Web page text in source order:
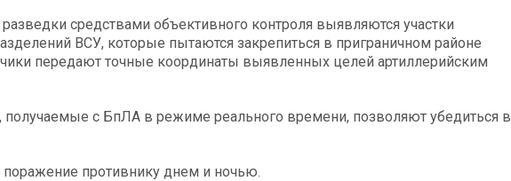
средствами объективного контроля выявляются участки
ВСУ, которые пытаются закрепиться в приграничном районе
передают точные координаты выявленных целей артиллерийским
получаемые с БпЛА в режиме реального времени, позволяют убедиться в
поражение противнику днем и ночью.